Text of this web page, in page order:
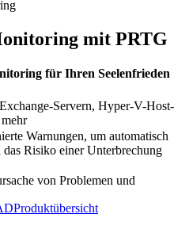
mit PRTG
für Ihren Seelenfrieden
Servern, Hyper-V-Host-
Warnungen, um automatisch
Risiko einer Unterbrechung
von Problemen und
Produktübersicht